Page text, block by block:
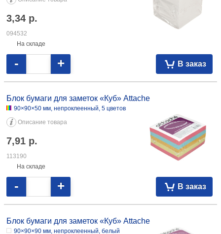
3,34 р.
094532
На складе
В заказ
- +
Блок бумаги для заметок «Куб» Attache
90×90×50 мм, непроклеенный, 5 цветов
Описание товара
7,91 р.
113190
На складе
В заказ
- +
Блок бумаги для заметок «Куб» Attache
90×90×90 мм, непроклеенный, белый